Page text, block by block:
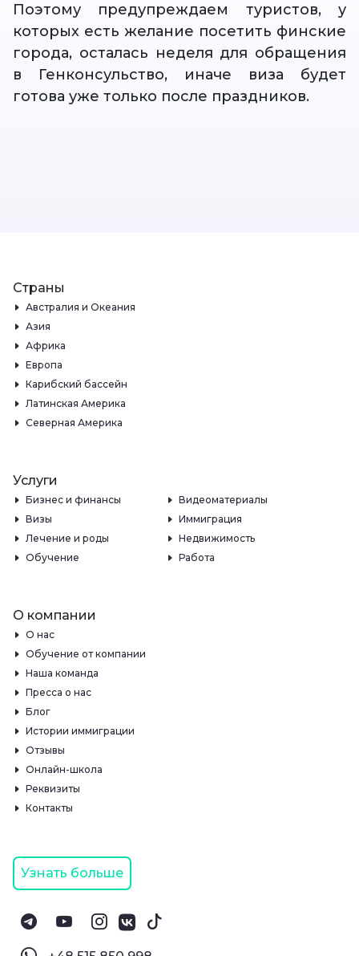
Поэтому предупреждаем туристов, у
которых есть желание посетить финские
города, осталась неделя для обращения
в Генконсульство, иначе виза будет
готова уже только после праздников.
Страны
Австралия и Океания
Азия
Африка
Европа
Карибский бассейн
Латинская Америка
Северная Америка
Услуги
Бизнес и финансы
Видеоматериалы
Визы
Иммиграция
Лечение и роды
Недвижимость
Обучение
Работа
О компании
О нас
Обучение от компании
Наша команда
Пресса о нас
Блог
Истории иммиграции
Отзывы
Онлайн-школа
Реквизиты
Контакты
Узнать больше